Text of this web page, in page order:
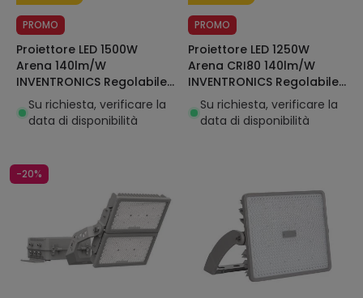
PROMO
Proiettore LED 1500W
Arena 140lm/W
INVENTRONICS Regolabile
1-10V LEDNIX
Su richiesta, verificare la
data di disponibilità
PROMO
Proiettore LED 1250W
Arena CRI80 140lm/W
INVENTRONICS Regolabile
1-10V LEDNIX
Su richiesta, verificare la
data di disponibilità
-20%